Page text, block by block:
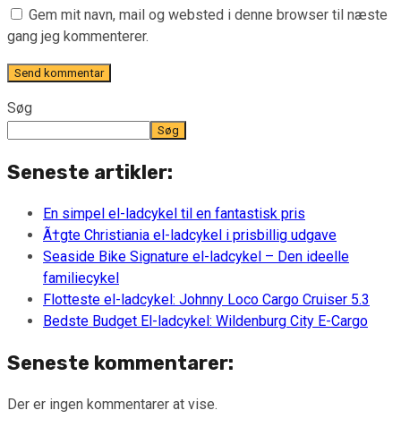
Gem mit navn, mail og websted i denne browser til næste
gang jeg kommenterer.
Søg
Søg
Seneste artikler:
En simpel el-ladcykel til en fantastisk pris
Ã†gte Christiania el-ladcykel i prisbillig udgave
Seaside Bike Signature el-ladcykel – Den ideelle
familiecykel
Flotteste el-ladcykel: Johnny Loco Cargo Cruiser 5.3
Bedste Budget El-ladcykel: Wildenburg City E-Cargo
Seneste kommentarer:
Der er ingen kommentarer at vise.